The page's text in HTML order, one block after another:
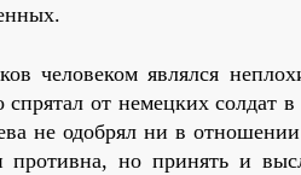
человеком являлся
спрятал от немецких солдат
не одобрял ни в отношении
противна, но принять и